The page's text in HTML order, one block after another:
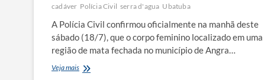
cadáver Polícia Civil serra d'agua Ubatuba
A Polícia Civil confirmou oficialmente na manhã deste
sábado (18/7), que o corpo feminino localizado em uma
região de mata fechada no município de Angra…
Veja maisConfirmada